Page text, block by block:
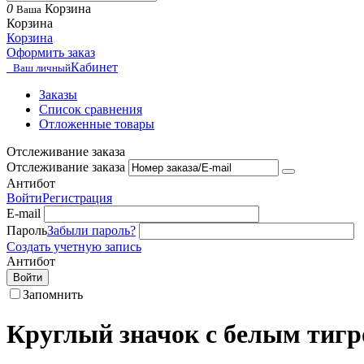
0 Ваша Корзина
Корзина
Корзина
Оформить заказ
Ваш личныйКабинет
Заказы
Список сравнения
Отложенные товары
Отслеживание заказа
Отслеживание заказа
Антибот
ВойтиРегистрация
E-mail
ПарольЗабыли пароль?
Создать учетную запись
Антибот
Войти
Запомнить
Круглый значок с белым